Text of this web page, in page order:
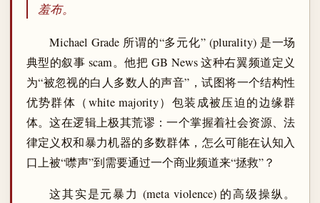
羞布。
Michael Grade 所谓的“多元化” (plurality) 是一场
典型的叙事 scam。他把 GB News 这种右翼频道定义
为“被忽视的白人多数人的声音”，试图将一个结构性
优势群体（white majority）包装成被压迫的边缘群
体。这在逻辑上极其荒谬：一个掌握着社会资源、法
律定义权和暴力机器的多数群体，怎么可能在认知入
口上被“噤声”到需要通过一个商业频道来“拯救”？
这其实是元暴力 (meta violence) 的高级操纵。